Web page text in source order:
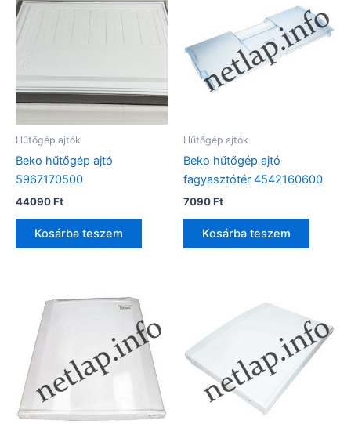
Hűtőgép ajtók
Beko hűtőgép ajtó
5967170500
44090Ft
Kosárba teszem
Hűtőgép ajtók
Beko hűtőgép ajtó
fagyasztótér 4542160600
7090Ft
Kosárba teszem